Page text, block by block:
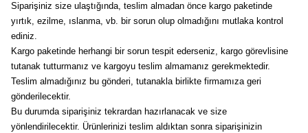
Siparişiniz size ulaştığında, teslim almadan önce kargo paketinde
yırtık, ezilme, ıslanma, vb. bir sorun olup olmadığını mutlaka kontrol
ediniz.
Kargo paketinde herhangi bir sorun tespit ederseniz, kargo görevlisine
tutanak tutturmanız ve kargoyu teslim almamanız gerekmektedir.
Teslim almadığınız bu gönderi, tutanakla birlikte firmamıza geri
gönderilecektir.
Bu durumda siparişiniz tekrardan hazırlanacak ve size
yönlendirilecektir. Ürünlerinizi teslim aldıktan sonra siparişinizin